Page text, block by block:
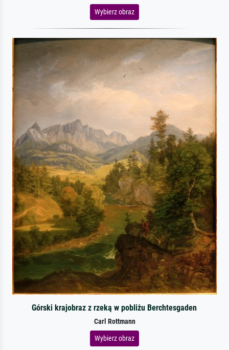
Wybierz obraz
Górski krajobraz z rzeką w pobliżu Berchtesgaden
Carl Rottmann
Wybierz obraz